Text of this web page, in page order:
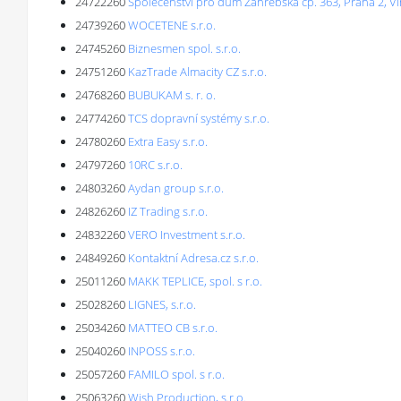
24739260WOCETENE s.r.o.
24745260 Biznesmen spol. s.r.o.
24751260 KazTrade Almacity CZ s.r.o.
24768260 BUBUKAM s. r. o.
24774260TCS dopravní systémy s.r.o.
24780260 Extra Easy s.r.o.
24797260 10RC s.r.o.
24803260Aydan group s.r.o.
24826260 IZ Trading s.r.o.
24832260VERO Investment s.r.o.
24849260 Kontaktní Adresa.cz s.r.o.
25011260 MAKK TEPLICE, spol. s r.o.
25028260 LIGNES, s.r.o.
25034260 MATTEO CB s.r.o.
25040260 INPOSS s.r.o.
25057260 FAMILO spol. s r.o.
25063260Wish Production, s.r.o.